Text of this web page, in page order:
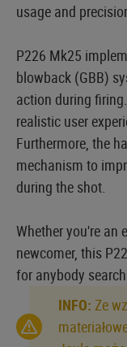
usage and
P226 Mk25
blowback (GBB)
action during
realistic user
Furthermore, the
mechanism to
during the shot.
Whether you're an
newcomer, this
for anybody
INFO: Ze